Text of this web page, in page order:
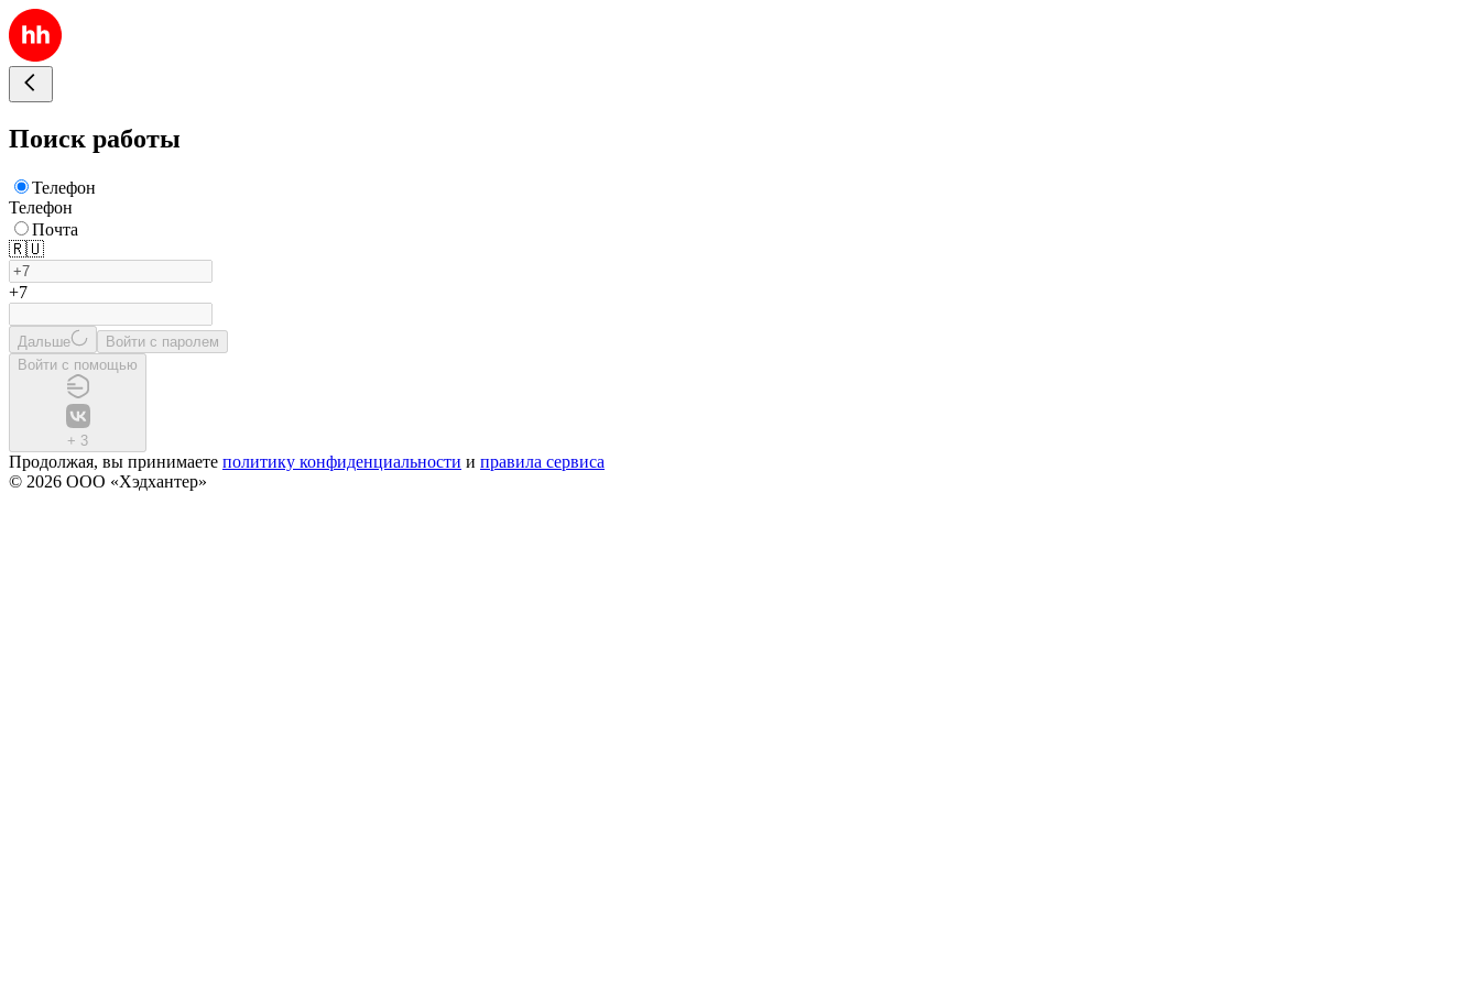
Поиск работы
Телефон
Телефон
Почта
🇷🇺
+7
Дальше
Войти с паролем
Войти с помощью
+ 3
Продолжая, вы принимаете политику конфиденциальности и правила сервиса
© 2026 ООО «Хэдхантер»